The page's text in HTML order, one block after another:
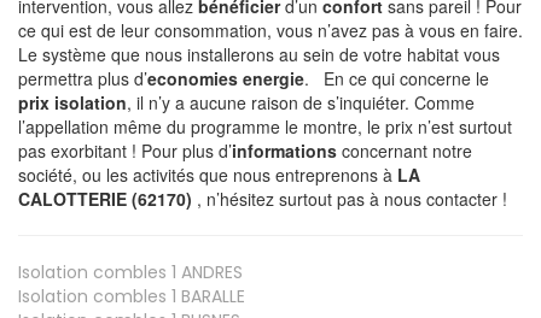
intervention, vous allez bénéficierd’un confort sans pareil ! Pour
ce qui est de leur consommation, vous n’avez pas à vous en faire.
Le système que nous installerons au sein de votre habitat vous
permettra plus d’economies energie. En ce qui concerne le
prix isolation, il n’y a aucune raison de s’inquiéter. Comme
l’appellation même du programme le montre, le prix n’est surtout
pas exorbitant ! Pour plus d’informations concernant notre
société, ou les activités que nous entreprenons à LA
CALOTTERIE (62170) , n’hésitez surtout pas à nous contacter !
Isolation combles 1 ANDRES
Isolation combles 1 BARALLE